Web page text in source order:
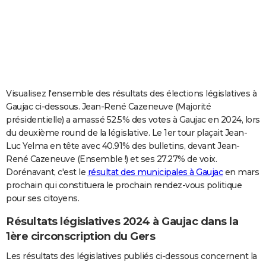
Carte de Noël
Carte Bonne année
Carte Saint-Valentin
Carte Pâques
Carte d'anniversaire
DICTIONNAIRE
Dictionnaire
Biographies
Citations
Expressions
Proverbes
PROGRAMME TV
COPAINS D'AVANT
S'inscrire
Se connecter
Lycées
Collèges
Primaires
Universités
Entreprises
Service militaire
Avis de recherche
AVIS DE DÉCÈS
Visualisez l'ensemble des résultats des élections législatives à
Gaujac ci-dessous. Jean-René Cazeneuve (Majorité
présidentielle) a amassé 52.5% des votes à Gaujac en 2024, lors
du deuxième round de la législative. Le 1er tour plaçait Jean-
Luc Yelma en tête avec 40.91% des bulletins, devant Jean-
René Cazeneuve (Ensemble !) et ses 27.27% de voix.
Dorénavant, c'est le résultat des municipales à Gaujacen mars
prochain qui constituera le prochain rendez-vous politique
pour ses citoyens.
Résultats législatives 2024 à Gaujac dans la
1ère circonscription du Gers
Les résultats des législatives publiés ci-dessous concernent la